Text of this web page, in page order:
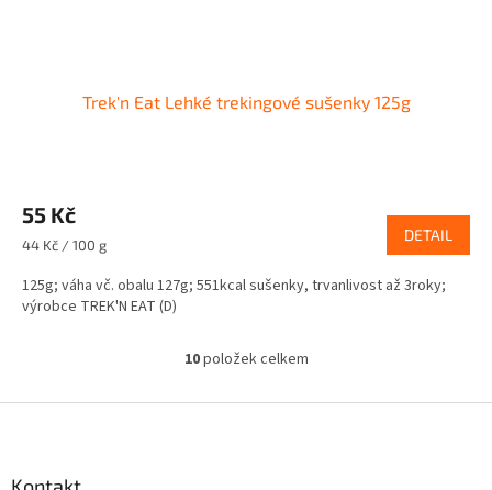
Trek'n Eat Lehké trekingové sušenky 125g
55 Kč
Měrná
44 Kč / 100 g
DETAIL
125g; váha vč. obalu 127g; 551kcal sušenky, trvanlivost až 3roky;
výrobce TREK'N EAT (D)
O
l
10položek celkem
Kontakt